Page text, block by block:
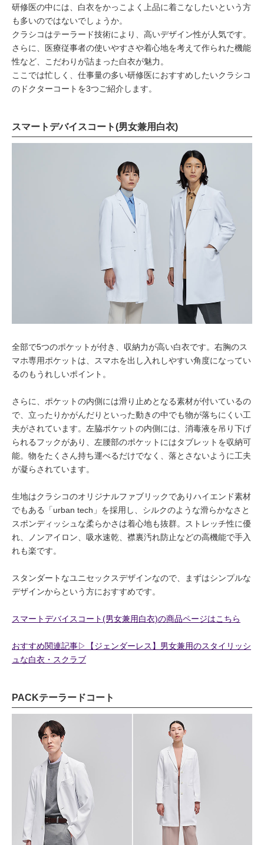
研修医の中には、白衣をかっこよく上品に着こなしたいという方
も多いのではないでしょうか。
クラシコはテーラード技術により、高いデザイン性が人気です。
さらに、医療従事者の使いやすさや着心地を考えて作られた機能
性など、こだわりが詰まった白衣が魅力。
ここでは忙しく、仕事量の多い研修医におすすめしたいクラシコ
のドクターコートを3つご紹介します。
スマートデバイスコート(男女兼用白衣)
全部で5つのポケットが付き、収納力が高い白衣です。右胸のス
マホ専用ポケットは、スマホを出し入れしやすい角度になってい
るのもうれしいポイント。
さらに、ポケットの内側には滑り止めとなる素材が付いているの
で、立ったりかがんだりといった動きの中でも物が落ちにくい工
夫がされています。左脇ポケットの内側には、消毒液を吊り下げ
られるフックがあり、左腰部のポケットにはタブレットを収納可
能。物をたくさん持ち運べるだけでなく、落とさないように工夫
が凝らされています。
生地はクラシコのオリジナルファブリックでありハイエンド素材
でもある「urban tech」を採用し、シルクのような滑らかなさと
スポンディッシュな柔らかさは着心地も抜群。ストレッチ性に優
れ、ノンアイロン、吸水速乾、襟裏汚れ防止などの高機能で手入
れも楽です。
スタンダートなユニセックスデザインなので、まずはシンプルな
デザインからという方におすすめです。
スマートデバイスコート(男女兼用白衣)の商品ページはこちら
おすすめ関連記事▷【ジェンダーレス】男女兼用のスタイリッシ
ュな白衣・スクラブ
PACKテーラードコート